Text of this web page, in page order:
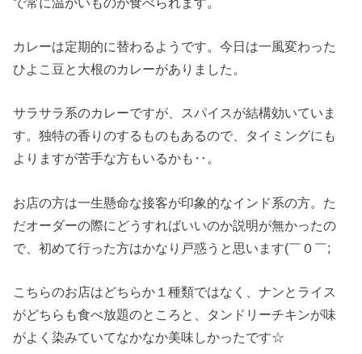
カレーは定期的に替わるようです。今日は一風変わった
ひよこ豆と大根のカレーがありました。
サラサラ系のカレーですが、スパイスが結構効いていま
す。独特の香りのするものもあるので、タイミングにも
よりますが苦手な方もいるかも‥。
お店の方は一生懸命な接客が印象的なインド系の方。た
だオーダーの際にどうすればいいのか説明が無かったの
で、初めて行った方はかなり戸惑うと思います(￣０￣;
こちらのお店はどちらか１種類ではなく、ナンとライス
がどちらも食べ放題のところと、タンドリーチキンが味
がよく染みていてなかなか美味しかったです☆